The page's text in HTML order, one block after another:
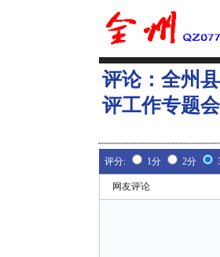
评论： 全州
评工作专题
评分: 1分 2分
网友评论